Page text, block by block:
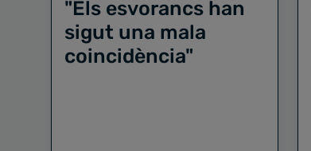
"Els esvorancs han
sigut una mala
coincidència"